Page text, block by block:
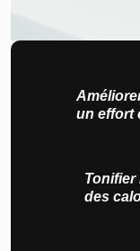
un effort
Tonifier
des